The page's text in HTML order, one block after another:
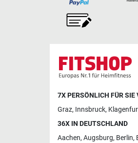
7X PERSÖNLICH FÜR SIE
Graz, Innsbruck,
36X IN DEUTSCHLAND
Aachen, Augsburg, Berlin,